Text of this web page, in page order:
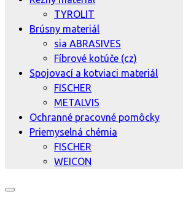
TYROLIT
Brúsny materiál
sia ABRASIVES
Fíbrové kotúče (cz)
Spojovací a kotviaci materiál
FISCHER
METALVIS
Ochranné pracovné pomôcky
Priemyselná chémia
FISCHER
WEICON